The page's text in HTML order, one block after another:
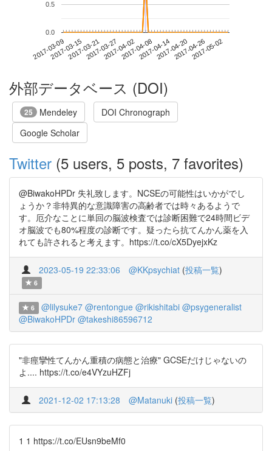
2017-03-092017-03-152017-03-212017-03-272017-04-022017-04-082017-04-142017-04-202017-04-262017-05-02
0.0
0.5
外部データベース (DOI)
25 Mendeley
DOI Chronograph
Google Scholar
Twitter (5 users, 5 posts, 7 favorites)
@BiwakoHPDr 失礼致します。NCSEの可能性はいかがでし
ょうか？非特異的な意識障害の高齢者では時々あるようで
す。厄介なことに単回の脳波検査では診断困難で24時間ビデ
オ脳波でも80%程度の診断です。疑ったら抗てんかん薬を入
れても許されると考えます。https://t.co/cX5DyejxKz
2023-05-19 22:33:06 @KKpsychiat (投稿一覧)
6
6 @lilysuke7 @rentongue @rikishitabi @psygeneralist
@BiwakoHPDr @takeshi86596712
"非痙攣性てんかん重積の病態と治療" GCSEだけじゃないの
よ.... https://t.co/e4VYzuHZFj
2021-12-02 17:13:28 @Matanuki (投稿一覧)
1 1 https://t.co/EUsn9beMf0